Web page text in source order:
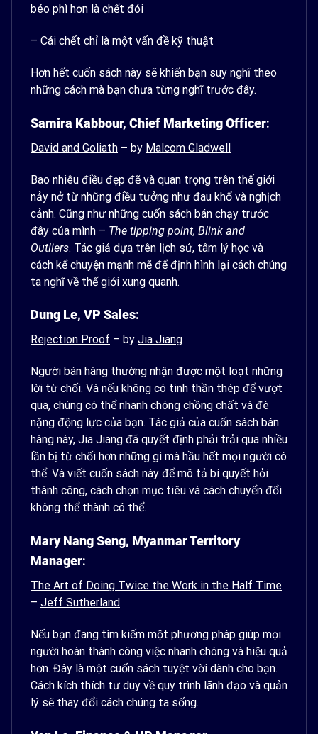
béo phì hơn là chết đói
– Cái chết chỉ là một vấn đề kỹ thuật
Hơn hết cuốn sách này sẽ khiến bạn suy nghĩ theo
những cách mà bạn chưa từng nghĩ trước đây.
Samira Kabbour, Chief Marketing Officer:
David and Goliath – by Malcom Gladwell
Bao nhiêu điều đẹp đẽ và quan trọng trên thế giới
nảy nở từ những điều tưởng như đau khổ và nghịch
cảnh. Cũng như những cuốn sách bán chạy trước
đây của mình – The tipping point, Blink and
Outliers. Tác giả dựa trên lịch sử, tâm lý học và
cách kể chuyện mạnh mẽ để định hình lại cách chúng
ta nghĩ về thế giới xung quanh.
Dung Le, VP Sales:
Rejection Proof – by Jia Jiang
Người bán hàng thường nhận được một loạt những
lời từ chối. Và nếu không có tinh thần thép để vượt
qua, chúng có thể nhanh chóng chồng chất và đè
nặng động lực của bạn. Tác giả của cuốn sách bán
hàng này, Jia Jiang đã quyết định phải trải qua nhiều
lần bị từ chối hơn những gì mà hầu hết mọi người có
thể. Và viết cuốn sách này để mô tả bí quyết hỏi
thành công, cách chọn mục tiêu và cách chuyển đổi
không thể thành có thể.
Mary Nang Seng, Myanmar Territory
Manager:
The Art of Doing Twice the Work in the Half Time
– Jeff Sutherland
Nếu bạn đang tìm kiếm một phương pháp giúp mọi
người hoàn thành công việc nhanh chóng và hiệu quả
hơn. Đây là một cuốn sách tuyệt vời dành cho bạn.
Cách kích thích tư duy về quy trình lãnh đạo và quản
lý sẽ thay đổi cách chúng ta sống.